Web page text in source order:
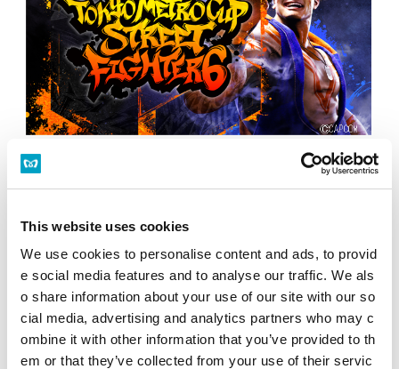
This website uses cookies
We use cookies to personalise content and ads, to provid
e social media features and to analyse our traffic. We als
o share information about your use of our site with our so
cial media, advertising and analytics partners who may c
ombine it with other information that you’ve provided to th
em or that they’ve collected from your use of their servic
第１回 TOKYO METRO CUP STREET FIGHTER 6を開催します！.pdf(PD
F：876 KB)
にはAdobe® Reader®が必要
Adobe® Reader®のダウン
ロード